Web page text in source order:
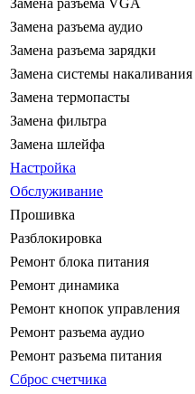
Замена разъема VGA
Замена разъема аудио
Замена разъема зарядки
Замена системы накаливания
Замена термопасты
Замена фильтра
Замена шлейфа
Настройка
Обслуживание
Прошивка
Разблокировка
Ремонт блока питания
Ремонт динамика
Ремонт кнопок управления
Ремонт разъема аудио
Ремонт разъема питания
Сброс счетчика